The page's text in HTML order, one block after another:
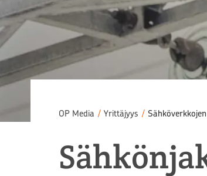
OP Media / Yrittäjyys /